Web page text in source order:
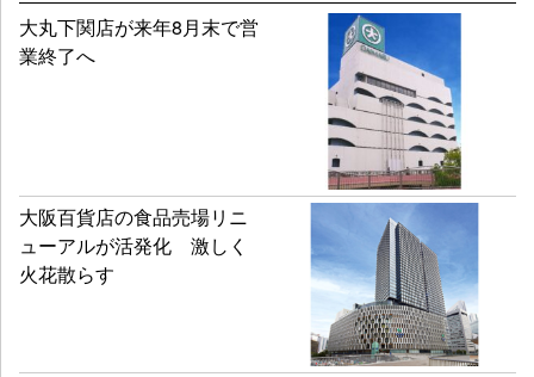
大丸下関店が来年8月末で営
業終了へ
大阪百貨店の食品売場リニ
ューアルが活発化 激しく
火花散らす